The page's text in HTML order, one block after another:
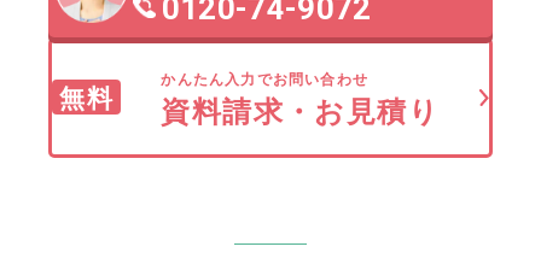
0120-74-9072
無料
かんたん入力でお問い合わせ
資料請求・お見積り